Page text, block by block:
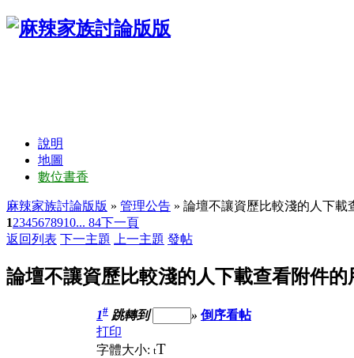
說明
地圖
數位書香
麻辣家族討論版版 » 管理公告 » 論壇不讓資歷比較淺的人下載
12345678910... 84下一頁
返回列表 下一主題 上一主題 發帖
論壇不讓資歷比較淺的人下載查看附件的
1# 跳轉到 » 倒序看帖
打印
字體大小: tT